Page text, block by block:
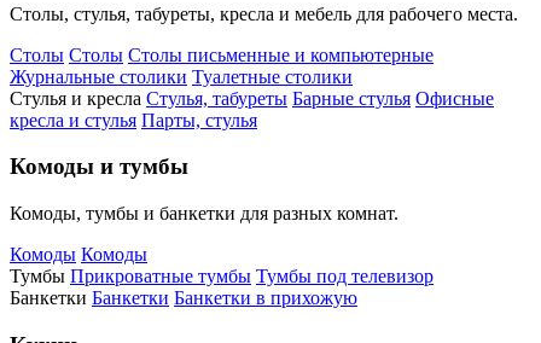
Столы, стулья, табуреты, кресла и мебель для рабочего места.
Столы Столы Столы письменные и компьютерные
Журнальные столики Туалетные столики
Стулья и кресла Стулья, табуреты Барные стулья Офисные
кресла и стулья Парты, стулья
Комоды и тумбы
Комоды, тумбы и банкетки для разных комнат.
Комоды Комоды
Тумбы Прикроватные тумбы Тумбы под телевизор
Банкетки Банкетки Банкетки в прихожую